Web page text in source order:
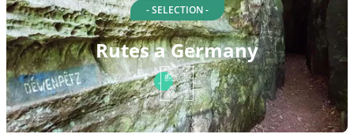
- SELECTION -
Rutes a Germany